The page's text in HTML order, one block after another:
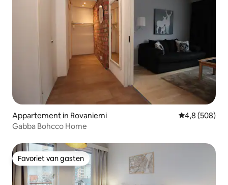
Appartement in Rovaniemi Gemiddelde
4,8 (508)
Gabba Bohcco Home
Favoriet van gasten
Favoriet van gasten